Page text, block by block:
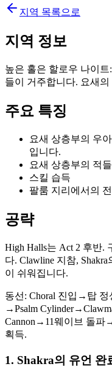
지역 목록으로
지역 정보
높은 홀은 할로우 나이
들이 거주합니다. 요새
주요 특징
요새 상층부의 우
입니다.
요새 상층부의 적
스킬 습득
팔룸 지리에서의
공략
High Halls는 Act 2 후반.
다. Clawline 지참,
이 쉬워집니다.
동선: Choral 진입→탑 정
→Psalm
Cannon→11웨이브 돌파
획득.
1. Shakra의 유언 완